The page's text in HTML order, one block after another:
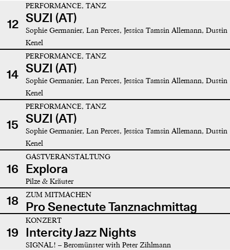
12
PERFORMANCE, TANZ
SUZI (AT)
Sophie Germanier, Lan Perces, Jessica Tamsin Allemann, Dustin
Kenel
14
PERFORMANCE, TANZ
SUZI (AT)
Sophie Germanier, Lan Perces, Jessica Tamsin Allemann, Dustin
Kenel
15
PERFORMANCE, TANZ
SUZI (AT)
Sophie Germanier, Lan Perces, Jessica Tamsin Allemann, Dustin
Kenel
16
GASTVERANSTALTUNG
Explora
Pilze & Kräuter
18 ZUM MITMACHEN
Pro Senectute Tanznachmittag
19
KONZERT
Intercity Jazz Nights
SIGNAL! – Beromünster with Peter Zihlmann